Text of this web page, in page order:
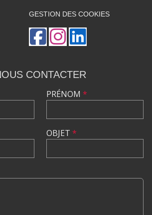
GESTION DES COOKIES
CONTACTER
PRÉNOM *
OBJET *